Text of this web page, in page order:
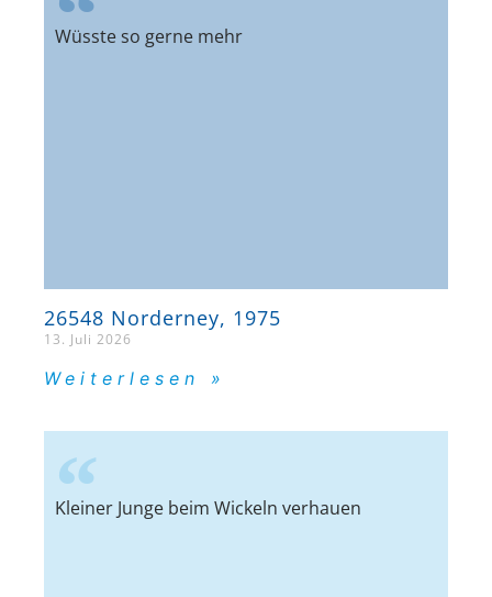
26548 Norderney, 1975
13. Juli 2026
Wüsste so gerne mehr
Weiterlesen »
Kleiner Junge beim Wickeln verhauen